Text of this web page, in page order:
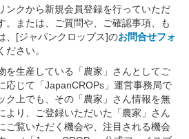
ンクから新規会員登録を行っていただ
。または、ご質問や、ご確認事項、も
、[ジャパンクロップス]のお問合せフォ
ださい。
を生産している「農家」さんとしてご
応じて「JapanCROPs」運営事務局で
ク上でも、その「農家」さん情報を無
より、ご登録いただいた「農家」さん
ご覧いただく機会や、注目される機会